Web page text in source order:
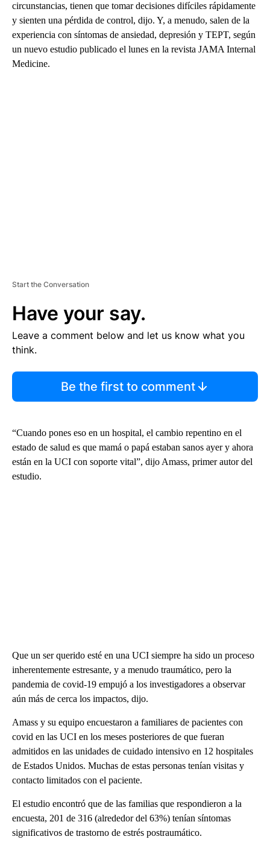
circunstancias, tienen que tomar decisiones difíciles rápidamente
y sienten una pérdida de control, dijo. Y, a menudo, salen de la
experiencia con síntomas de ansiedad, depresión y TEPT, según
un nuevo estudio publicado el lunes en la revista JAMA Internal
Medicine.
Start the Conversation
Have your say.
Leave a comment below and let us know what you
think.
Be the first to comment
“Cuando pones eso en un hospital, el cambio repentino en el
estado de salud es que mamá o papá estaban sanos ayer y ahora
están en la UCI con soporte vital”, dijo Amass, primer autor del
estudio.
Que un ser querido esté en una UCI siempre ha sido un proceso
inherentemente estresante, y a menudo traumático, pero la
pandemia de covid-19 empujó a los investigadores a observar
aún más de cerca los impactos, dijo.
Amass y su equipo encuestaron a familiares de pacientes con
covid en las UCI en los meses posteriores de que fueran
admitidos en las unidades de cuidado intensivo en 12 hospitales
de Estados Unidos. Muchas de estas personas tenían visitas y
contacto limitados con el paciente.
El estudio encontró que de las familias que respondieron a la
encuesta, 201 de 316 (alrededor del 63%) tenían síntomas
significativos de trastorno de estrés postraumático.